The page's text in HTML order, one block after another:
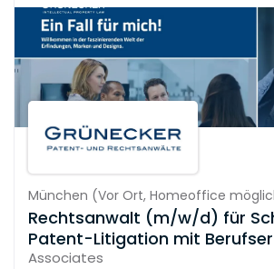
München (Vor Ort, Homeoffice
Rechtsanwalt (m/w/d) für
Patent-Litigation mit
Associates